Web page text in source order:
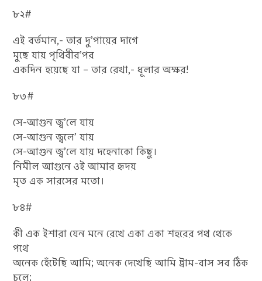
৮২#
এই বর্তমান,- তার দু’পায়ের দাগে
মুছে যায় পৃথিবীর’পর
একদিন হয়েছে যা – তার রেখা,- ধূলার অক্ষর!
৮৩#
সে-আগুন জ্ব’লে যায়
সে-আগুন জ্বলে’ যায়
সে-আগুন জ্ব’লে যায় দহেনাকো কিছু।
নিমীল আগুনে ওই আমার হৃদয়
মৃত এক সারসের মতো।
৮৪#
কী এক ইশারা যেন মনে রেখে একা একা শহরের পথ থেকে
পথে
অনেক হেঁটেছি আমি; অনেক দেখেছি আমি ট্রাম-বাস সব ঠিক
চলে;